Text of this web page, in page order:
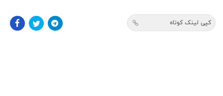
کپی لینک کوتاه